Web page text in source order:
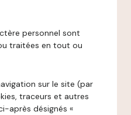
personnel sont
traitées en tout ou
sur le site (par
traceurs et autres
après désignés «